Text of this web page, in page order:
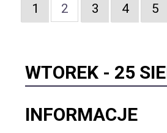
1 2 3 4 5
WTOREK - 25
INFORMACJE